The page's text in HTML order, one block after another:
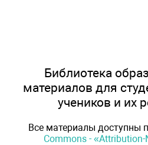
Библиотека
материалов для
учеников и их
Все материалы доступны
Commons -